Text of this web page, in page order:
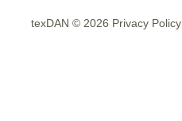
texDAN © 2026 Privacy Policy